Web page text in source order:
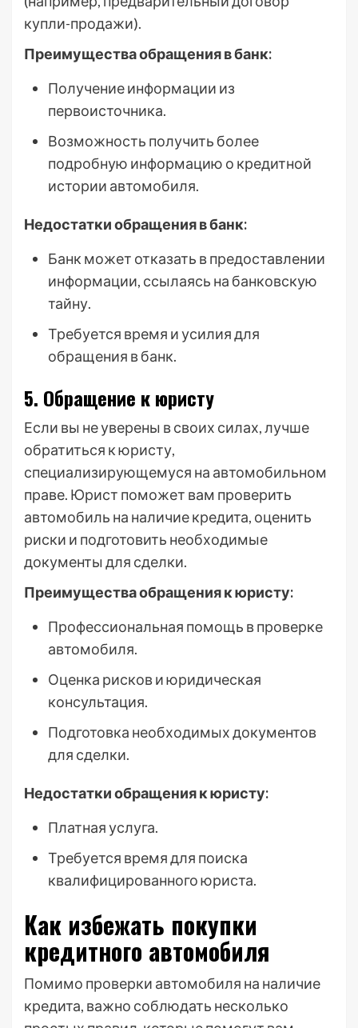
купли-продажи).
Преимущества обращения в банк:
Получение информации из
первоисточника.
Возможность получить более
подробную информацию о кредитной
истории автомобиля.
Недостатки обращения в банк:
Банк может отказать в предоставлении
информации, ссылаясь на банковскую
тайну.
Требуется время и усилия для
обращения в банк.
5. Обращение к юристу
Если вы не уверены в своих силах, лучше
обратиться к юристу,
специализирующемуся на автомобильном
праве. Юрист поможет вам проверить
автомобиль на наличие кредита, оценить
риски и подготовить необходимые
документы для сделки.
Преимущества обращения к юристу:
Профессиональная помощь в проверке
автомобиля.
Оценка рисков и юридическая
консультация.
Подготовка необходимых документов
для сделки.
Недостатки обращения к юристу:
Платная услуга.
Требуется время для поиска
квалифицированного юриста.
Как избежать покупки
кредитного автомобиля
Помимо проверки автомобиля на наличие
кредита, важно соблюдать несколько